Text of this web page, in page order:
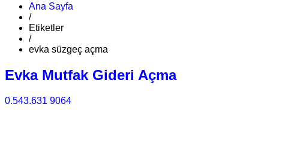
Ana Sayfa
/
Etiketler
/
evka süzgeç açma
Evka Mutfak Gideri Açma
0.543.631 9064